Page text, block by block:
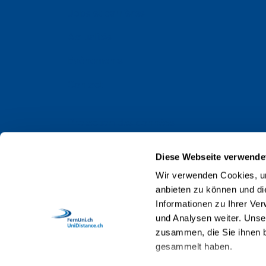
Diese Webseite
Wir verwenden Cookies,
anbieten zu können und
Informationen zu Ihrer
und Analysen weiter.
zusammen, die Sie ihnen
gesammelt haben.
Collaboratrices et collaborateurs